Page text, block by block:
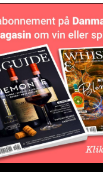
2017, Italien.5
noter i duften.
kanel og
tørt tanninbid i
14%
Vine til 140 kr.